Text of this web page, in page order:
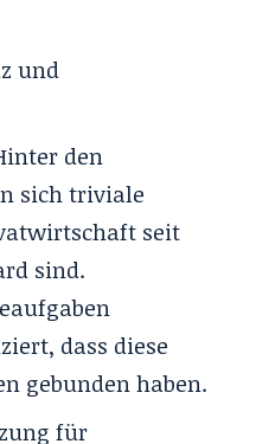
und
den
sich triviale
seit
sind.
dass diese
gebunden haben.
für